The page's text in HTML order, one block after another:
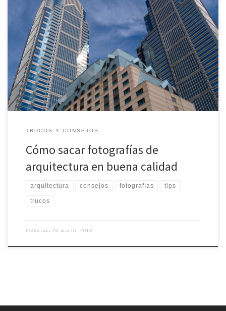
Una de las atracciones para los aficionados a la fotografía son los
grandes edificios arquitectónicos y paisajes urbanos. Es
fundamental conocer ciertas tácticas y herramientas para lograr las
mejores imágenes de este estilo. En este artículo se brindan
algunas claves sobre la cámara, las capturas, el momento indicado
para tomar […]
TRUCOS Y CONSEJOS
Cómo sacar fotografías de
arquitectura en buena calidad
arquitectura consejos fotografías tips
trucos
Publicada 26 marzo, 2013